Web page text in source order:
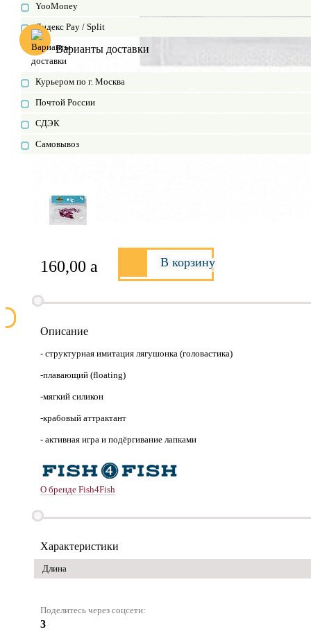
YooMoney
Яндекс Pay / Split
Варианты доставки
Курьером по г. Москва
Почтой России
СДЭК
Самовывоз
160,00 a В корзину
Описание
- структурная имитация лягушонка (головастика)
-плавающий (floating)
-мягкий силикон
-крабовый аттрактант
- активная игра и подёргивание лапками
О бренде Fish4Fish
Характеристики
Длина
Поделитесь через соцсети:
3